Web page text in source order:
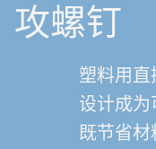
攻螺钉
塑料用
设计成
既节省材